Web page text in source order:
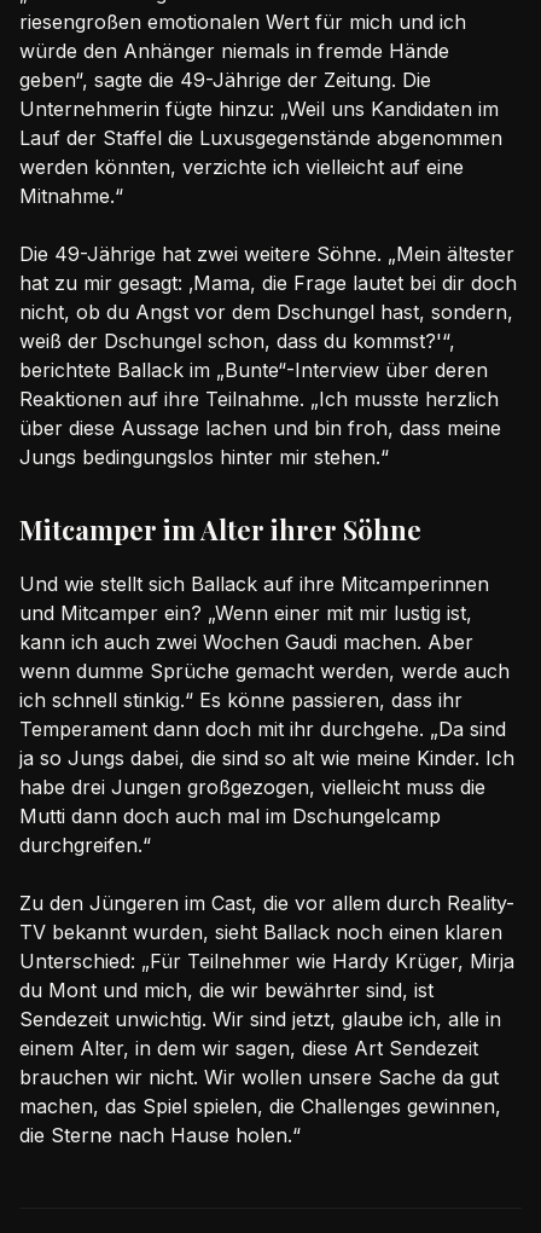
riesengroßen emotionalen Wert für mich und ich
würde den Anhänger niemals in fremde Hände
geben“, sagte die 49-Jährige der Zeitung. Die
Unternehmerin fügte hinzu: „Weil uns Kandidaten im
Lauf der Staffel die Luxusgegenstände abgenommen
werden könnten, verzichte ich vielleicht auf eine
Mitnahme.“
Die 49-Jährige hat zwei weitere Söhne. „Mein ältester
hat zu mir gesagt: ‚Mama, die Frage lautet bei dir doch
nicht, ob du Angst vor dem Dschungel hast, sondern,
weiß der Dschungel schon, dass du kommst?'“,
berichtete Ballack im „Bunte“-Interview über deren
Reaktionen auf ihre Teilnahme. „Ich musste herzlich
über diese Aussage lachen und bin froh, dass meine
Jungs bedingungslos hinter mir stehen.“
Mitcamper im Alter ihrer Söhne
Und wie stellt sich Ballack auf ihre Mitcamperinnen
und Mitcamper ein? „Wenn einer mit mir lustig ist,
kann ich auch zwei Wochen Gaudi machen. Aber
wenn dumme Sprüche gemacht werden, werde auch
ich schnell stinkig.“ Es könne passieren, dass ihr
Temperament dann doch mit ihr durchgehe. „Da sind
ja so Jungs dabei, die sind so alt wie meine Kinder. Ich
habe drei Jungen großgezogen, vielleicht muss die
Mutti dann doch auch mal im Dschungelcamp
durchgreifen.“
Zu den Jüngeren im Cast, die vor allem durch Reality-
TV bekannt wurden, sieht Ballack noch einen klaren
Unterschied: „Für Teilnehmer wie Hardy Krüger, Mirja
du Mont und mich, die wir bewährter sind, ist
Sendezeit unwichtig. Wir sind jetzt, glaube ich, alle in
einem Alter, in dem wir sagen, diese Art Sendezeit
brauchen wir nicht. Wir wollen unsere Sache da gut
machen, das Spiel spielen, die Challenges gewinnen,
die Sterne nach Hause holen.“